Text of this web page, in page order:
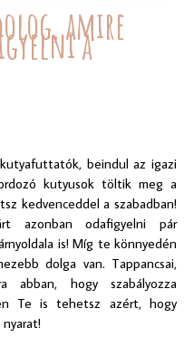
amire
a
beindul az igazi
kutyusok töltik meg a
kedvenceddel a szabadban!
azonban odafigyelni pár
is! Míg te könnyedén
dolga van. Tappancsai,
abban, hogy szabályozza
Te is tehetsz azért, hogy